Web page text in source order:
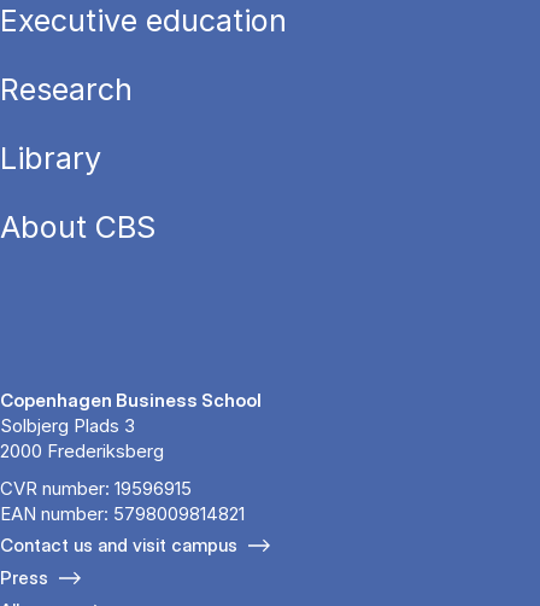
Executive education
Research
Library
About CBS
Copenhagen Business School
Solbjerg Plads 3
2000 Frederiksberg
CVR number: 19596915
EAN number: 5798009814821
Contact us and visit campus
Press